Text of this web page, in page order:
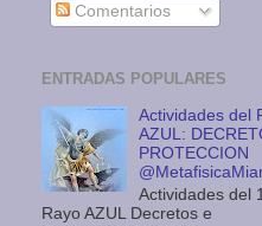
Comentarios
ENTRADAS POPULARES
Actividades del
AZUL:
PROTECCION
Actividades del
Rayo AZUL Decretos e